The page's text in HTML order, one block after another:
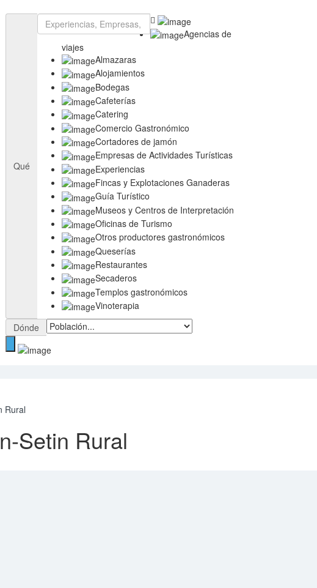
de Extremadura
del Guadiana
Qué
Agencias de
viajes
Almazaras
Alojamientos
Bodegas
Cafeterías
Catering
Comercio Gastronómico
Cortadores de jamón
Empresas de Actividades Turísticas
Experiencias
Fincas y Explotaciones Ganaderas
Guía Turístico
Museos y Centros de Interpretación
Oficinas de Turismo
Otros productores gastronómicos
Queserías
Restaurantes
Secaderos
Templos gastronómicos
Vinoterapia
Dónde
Rural
Setin Rural